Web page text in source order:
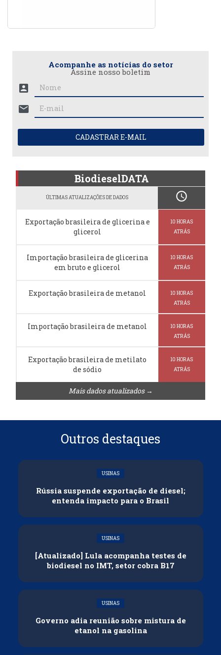
Acompanhe as notícias do setor
Assine nosso boletim
account_box
mail
CADASTRAR E-MAIL
BiodieselDATA
ÚLTIMAS ATUALIZAÇÕES DE DADOS schedule
Exportação brasileira de glicerina e
glicerol
10 HORAS
ATRÁS
Importação brasileira de glicerina
em bruto e glicerol
10 HORAS
ATRÁS
Exportação brasileira de metanol
10 HORAS
ATRÁS
Importação brasileira de metanol
10 HORAS
ATRÁS
Exportação brasileira de metilato
de sódio
10 HORAS
ATRÁS
Mais dados atualizados →
Outros destaques
USINAS
Rússia suspende exportação de diesel;
entenda impacto para o Brasil
USINAS
[Atualizado] Lula acompanha testes de
biodiesel no IMT, setor cobra B17
USINAS
Governo adia reunião sobre mistura de
etanol na gasolina